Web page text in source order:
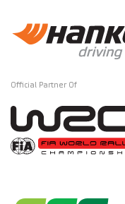
Official Partner Of